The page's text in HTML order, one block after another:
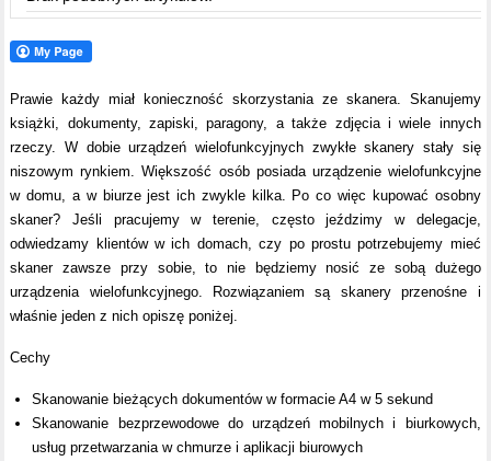
Prawie każdy miał konieczność skorzystania ze skanera. Skanujemy
książki, dokumenty, zapiski, paragony, a także zdjęcia i wiele innych
rzeczy. W dobie urządzeń wielofunkcyjnych zwykłe skanery stały się
niszowym rynkiem. Większość osób posiada urządzenie wielofunkcyjne
w domu, a w biurze jest ich zwykle kilka. Po co więc kupować osobny
skaner? Jeśli pracujemy w terenie, często jeździmy w delegacje,
odwiedzamy klientów w ich domach, czy po prostu potrzebujemy mieć
skaner zawsze przy sobie, to nie będziemy nosić ze sobą dużego
urządzenia wielofunkcyjnego. Rozwiązaniem są skanery przenośne i
właśnie jeden z nich opiszę poniżej.
Cechy
Skanowanie bieżących dokumentów w formacie A4 w 5 sekund
Skanowanie bezprzewodowe do urządzeń mobilnych i biurkowych,
usług przetwarzania w chmurze i aplikacji biurowych